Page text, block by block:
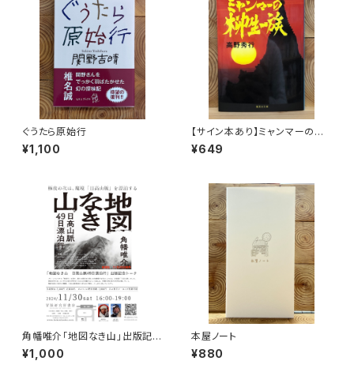
ぐうたら原始行
¥1,100
【サイン本あり】ミャンマーの柳
生一族
¥649
角幡唯介「地図なき山」出版記念
トークイベント録画視聴権
¥1,000
本屋ノート
¥880